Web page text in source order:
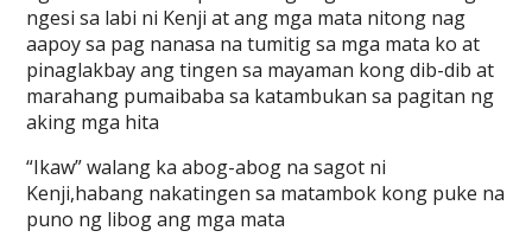
ngesi sa labi ni Kenji at ang mga mata nitong nag
aapoy sa pag nanasa na tumitig sa mga mata ko at
pinaglakbay ang tingen sa mayaman kong dib-dib at
marahang pumaibaba sa katambukan sa pagitan ng
aking mga hita
“Ikaw” walang ka abog-abog na sagot ni
Kenji,habang nakatingen sa matambok kong puke na
puno ng libog ang mga mata